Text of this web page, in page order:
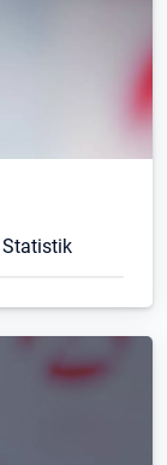
Statistik